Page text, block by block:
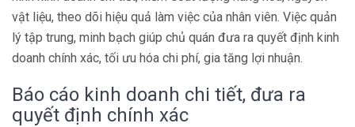
vật liệu, theo dõi hiệu quả làm việc của nhân viên. Việc quản
lý tập trung, minh bạch giúp chủ quán đưa ra quyết định kinh
doanh chính xác, tối ưu hóa chi phí, gia tăng lợi nhuận.
Báo cáo kinh doanh chi tiết, đưa ra
quyết định chính xác